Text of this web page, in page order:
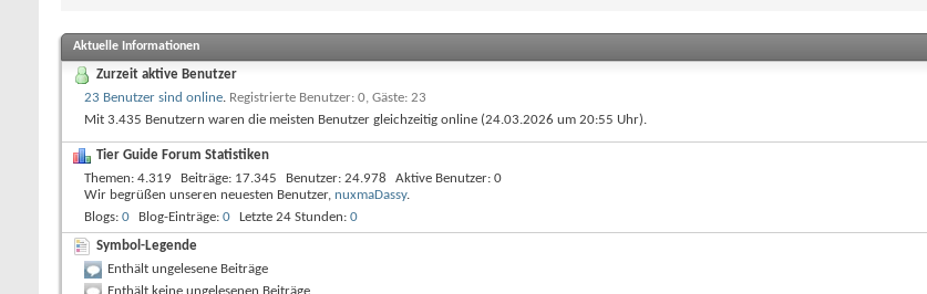
Aktuelle Informationen
Zurzeit aktive Benutzer
23 Benutzer sind online. Registrierte Benutzer: 0, Gäste: 23
Mit 3.435 Benutzern waren die meisten Benutzer gleichzeitig online (24.03.2026 um 20:55 Uhr).
Tier Guide Forum Statistiken
Themen 4.319 Beiträge 17.345 Benutzer 24.978 Aktive Benutzer 0
Wir begrüßen unseren neuesten Benutzer, nuxmaDassy.
Blogs 0 Blog-Einträge 0 Letzte 24 Stunden 0
Symbol-Legende
Enthält ungelesene Beiträge